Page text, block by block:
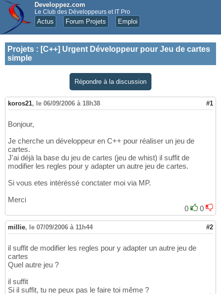
Developpez.com
Le Club des Développeurs et IT Pro
Actus Forum Projets Emploi
Projets : [C++] Urgent Développeur pour Jeu de cartes
simple
Répondre à la discussion
koros21, le 06/09/2006 à 18h38 #1
Bonjour,
Je cherche un développeur en C++ pour réaliser un jeu de
cartes.
J'ai déjà la base du jeu de cartes (jeu de whist) il suffit de
modifier les regles pour y adapter un autre jeu de cartes.
Si vous etes intéréssé conctater moi via MP.
Merci
0
0
millie, le 07/09/2006 à 11h44 #2
il suffit de modifier les regles pour y adapter un autre jeu de
cartes
Quel autre jeu ?
il suffit
Si il suffit, tu ne peux pas le faire toi même ?